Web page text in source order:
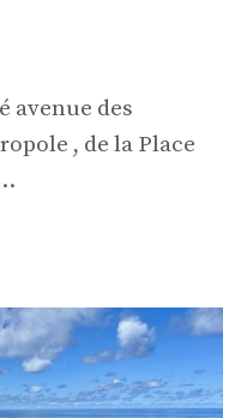
avenue des
, de la Place